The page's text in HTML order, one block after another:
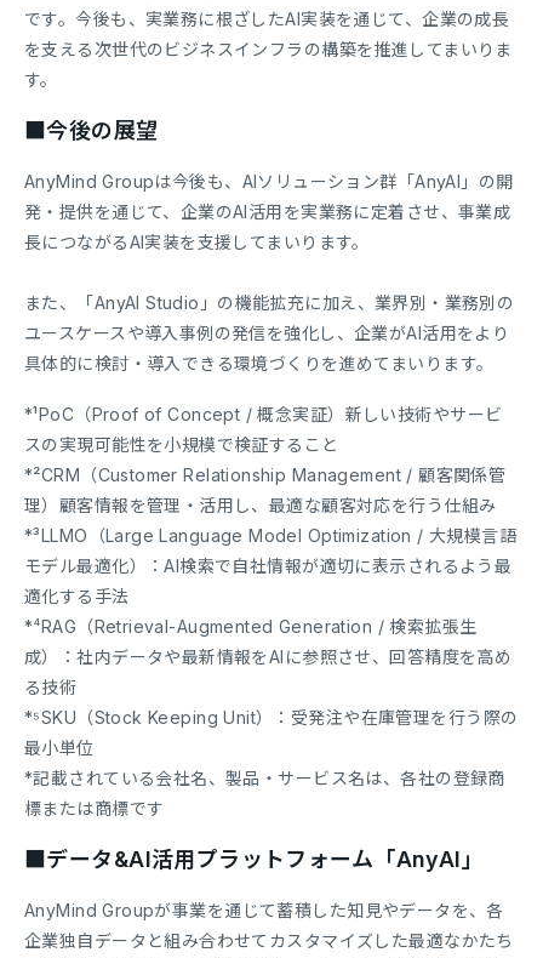
です。今後も、実業務に根ざしたAI実装を通じて、企業の成長
を支える次世代のビジネスインフラの構築を推進してまいりま
す。
■今後の展望
AnyMind Groupは今後も、AIソリューション群「AnyAI」の開
発・提供を通じて、企業のAI活用を実業務に定着させ、事業成
長につながるAI実装を支援してまいります。
また、「AnyAI Studio」の機能拡充に加え、業界別・業務別の
ユースケースや導入事例の発信を強化し、企業がAI活用をより
具体的に検討・導入できる環境づくりを進めてまいります。
*¹PoC（Proof of Concept / 概念実証）新しい技術やサービ
スの実現可能性を小規模で検証すること
*²CRM（Customer Relationship Management / 顧客関係管
理）顧客情報を管理・活用し、最適な顧客対応を行う仕組み
*³LLMO（Large Language Model Optimization / 大規模言語
モデル最適化）：AI検索で自社情報が適切に表示されるよう最
適化する手法
*⁴RAG（Retrieval-Augmented Generation / 検索拡張生
成）：社内データや最新情報をAIに参照させ、回答精度を高め
る技術
*⁵SKU（Stock Keeping Unit）：受発注や在庫管理を行う際の
最小単位
*記載されている会社名、製品・サービス名は、各社の登録商
標または商標です
■データ&AI活用プラットフォーム「AnyAI」
AnyMind Groupが事業を通じて蓄積した知見やデータを、各
企業独自データと組み合わせてカスタマイズした最適なかたち